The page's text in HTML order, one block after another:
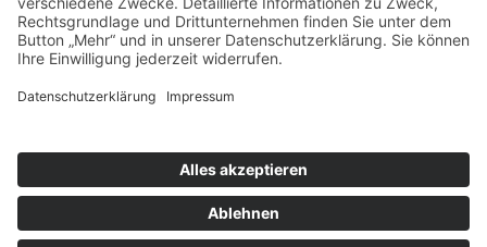
Datenschutz
Facebook
LinkedInInstagram